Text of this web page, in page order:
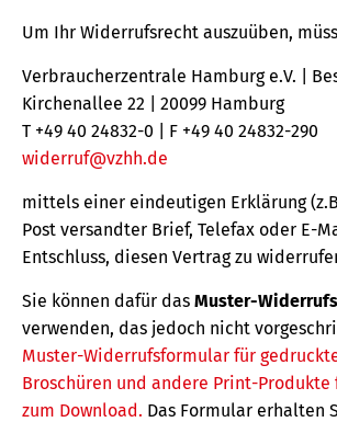
Um Ihr Widerrufsrecht auszuüben,
Verbraucherzentrale Hamburg e.V. |
Kirchenallee 22 | 20099 Hamburg
T +49 40 24832-0 | F +49 40 24832-290
widerruf@vzhh.de
mittels einer eindeutigen Erklärung
Post versandter Brief, Telefax oder E-
Entschluss, diesen Vertrag zu
Sie können dafür das Muster-
verwenden, das jedoch nicht
Muster-Widerrufsformular für
Broschüren und andere Print-
zum Download. Das Formular erhalten